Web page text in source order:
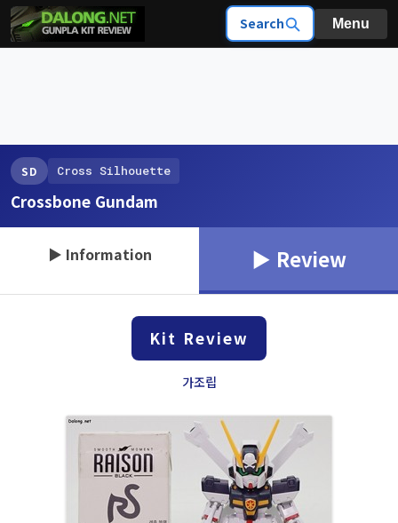
Search Menu
SD Cross Silhouette
Crossbone Gundam
▶ Information ▶ Review
Kit Review
가조립